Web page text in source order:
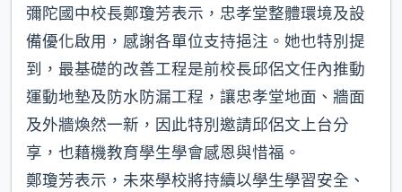
彌陀國中校長鄭瓊芳表示，忠孝堂整體環境及設
備優化啟用，感謝各單位支持挹注。她也特別提
到，最基礎的改善工程是前校長邱侶文任內推動
運動地墊及防水防漏工程，讓忠孝堂地面、牆面
及外牆煥然一新，因此特別邀請邱侶文上台分
享，也藉機教育學生學會感恩與惜福。
鄭瓊芳表示，未來學校將持續以學生學習安全、